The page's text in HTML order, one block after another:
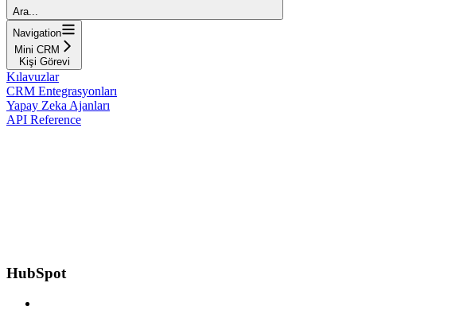
Ara...
Navigation
Mini CRM
Kişi Görevi
Kılavuzlar
CRM Entegrasyonları
Yapay Zeka Ajanları
API Reference
HubSpot